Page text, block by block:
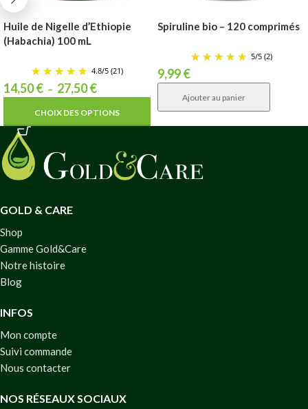
Huile de Nigelle d’Ethiopie
(Habachia) 100 mL
4.8/5 (21)
14,50€ – 27,50€
CHOIX DES OPTIONS
Spiruline bio – 120 comprimés
5/5 (2)
9,99€
Ajouter au panier
GOLD & CARE
Shop
Gamme Gold&Care
Notre histoire
Blog
INFOS
Mon compte
Suivi commande
Nous contacter
NOS RÉSEAUX SOCIAUX